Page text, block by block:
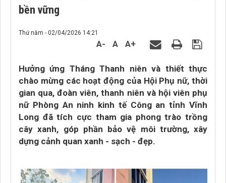
bền vững
Thứ năm - 02/04/2026 14:21
A- A A+
Hưởng ứng Tháng Thanh niên và thiết thực
chào mừng các hoạt động của Hội Phụ nữ, thời
gian qua, đoàn viên, thanh niên và hội viên phụ
nữ Phòng An ninh kinh tế Công an tỉnh Vĩnh
Long đã tích cực tham gia phong trào trồng
cây xanh, góp phần bảo vệ môi trường, xây
dựng cảnh quan xanh - sạch - đẹp.